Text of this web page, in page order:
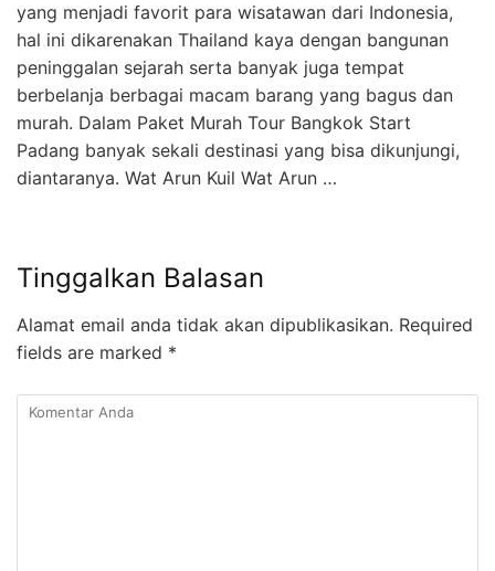
yang menjadi favorit para wisatawan dari Indonesia,
hal ini dikarenakan Thailand kaya dengan bangunan
peninggalan sejarah serta banyak juga tempat
berbelanja berbagai macam barang yang bagus dan
murah. Dalam Paket Murah Tour Bangkok Start
Padang banyak sekali destinasi yang bisa dikunjungi,
diantaranya. Wat Arun Kuil Wat Arun …
Tinggalkan Balasan
Alamat email anda tidak akan dipublikasikan. Required
fields are marked *